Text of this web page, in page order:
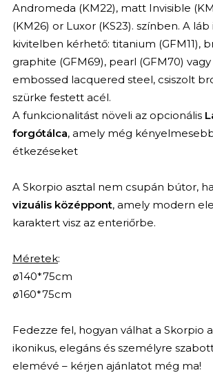
Andromeda (KM22), matt Invisible
(KM26) or Luxor (KS23). színben. A
kivitelben kérhető: titanium (GFM11),
graphite (GFM69), pearl (GFM70)
embossed lacquered steel, csiszolt
szürke festett acél.
A funkcionalitást növeli az opcionális
forgótálca, amely még
étkezéseket
A Skorpio asztal nem csupán bútor,
vizuális középpont, amely modern
karaktert visz az enteriőrbe.
Méretek:
ø140*75cm
ø160*75cm
Fedezze fel, hogyan válhat a Skorpio
ikonikus, elegáns és személyre
elemévé – kérjen ajánlatot még ma!